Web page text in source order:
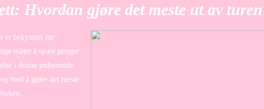
Hvordan gjøre det meste ut av turen
er bekymret for
måter å spare penger
i denne pulserende
med å gjøre det meste